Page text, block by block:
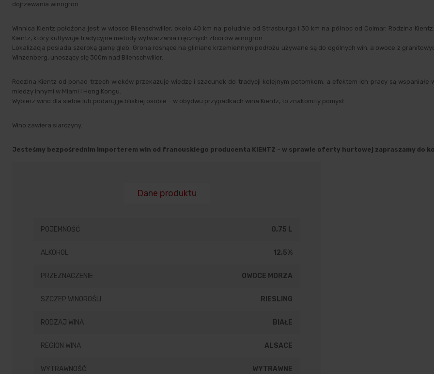
dojrzewania winogron.
Winnica Kientz położona jest w wiosce Blienschwiller, około 40 km na południe od Strasburga i 30 km na północ od Colmar. Rodzina
Kientz, który kultywuje tradycyjne metody wytwarzania i ręcznych zbiorów winogron.
Lokalizacja posiada szeroką gamę gleb. Grona rosnące na gliniano krzemiennym podłożu używane są do ogólnych win, a owoce z
Winzenberg, unoszący się 300m nad Blienschwiller.
Rodzina Kientz od ponad trzech wieków przekazuje wiedzę i szacunek do tradycji kolejnym potomkom, a efektem ich pracy są
miedzy innymi w Miami i Hong Kongu.
Wybierz wino dla siebie lub podaruj je bliskiej osobie – w obydwu przypadkach wina Kientz, to znakomity pomysł.
Wino zawiera siarczyny.
Jesteśmy bezpośrednim importerem win od francuskiego producenta KIENTZ - w sprawie oferty hurtowej zapraszamy do
Dane produktu
POJEMNOŚĆ 0,75 L
ALKOHOL 12,5%
PRZEZNACZENIE OWOCE MORZA
SZCZEP WINOROŚLI RIESLING
RODZAJ WINA BIAŁE
REGION WINA ALSACE
WYTRAWNOŚĆ WYTRAWNE